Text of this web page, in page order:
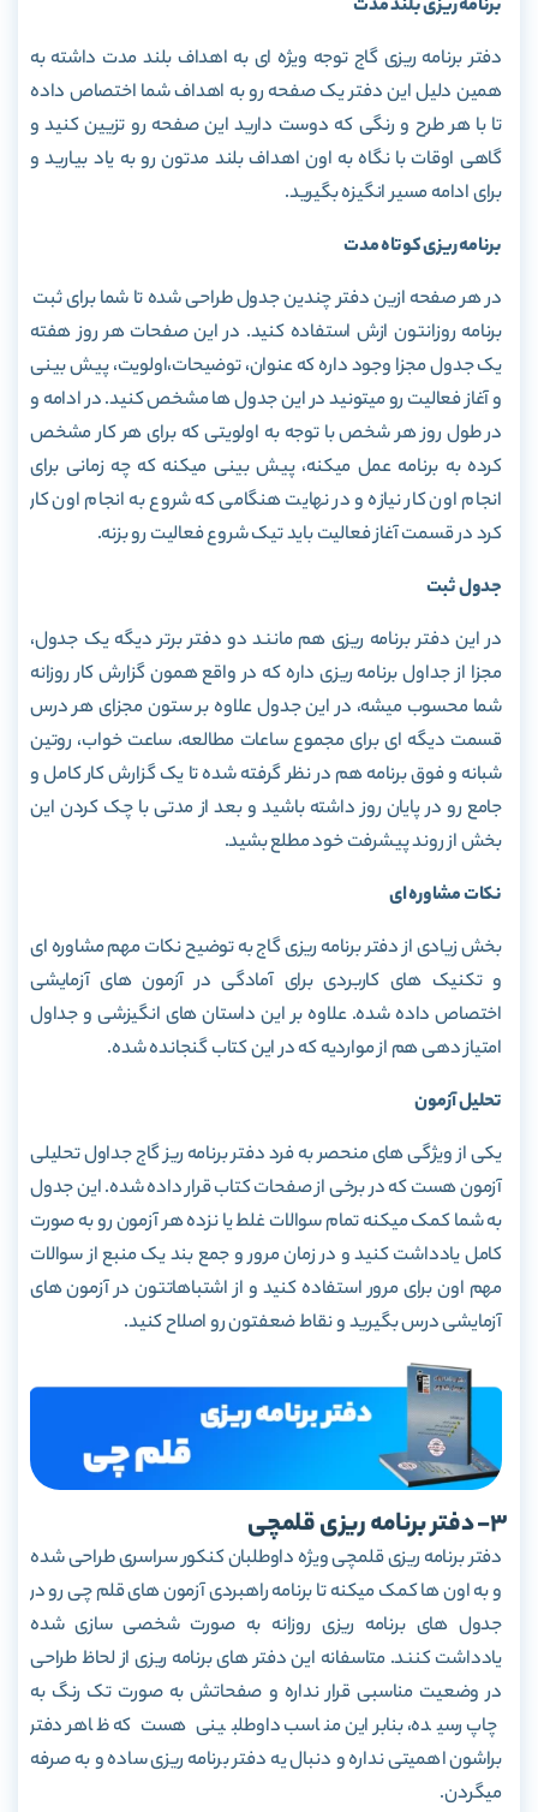
برنامه ریزی بلند مدت
دفتر برنامه ریزی گاج توجه ویژه ای به اهداف بلند مدت داشته به
همین دلیل این دفتر یک صفحه رو به اهداف شما اختصاص داده
تا با هر طرح و رنگی که دوست دارید این صفحه رو تزیین کنید و
گاهی اوقات با نگاه به اون اهداف بلند مدتون رو به یاد بیارید و
برای ادامه مسیر انگیزه بگیرید.
برنامه ریزی کوتاه مدت
در هر صفحه ازین دفتر چندین جدول طراحی شده تا شما برای ثبت
برنامه روزانتون ازش استفاده کنید. در این صفحات هر روز هفته
یک جدول مجزا وجود داره که عنوان، توضیحات،اولویت، پیش بینی
و آغاز فعالیت رو میتونید در این جدول ها مشخص کنید. در ادامه و
در طول روز هر شخص با توجه به اولویتی که برای هر کار مشخص
کرده به برنامه عمل میکنه، پیش بینی میکنه که چه زمانی برای
انجام اون کار نیازه و در نهایت هنگامی که شروع به انجام اون کار
کرد در قسمت آغاز فعالیت باید تیک شروع فعالیت رو بزنه.
جدول ثبت
در این دفتر برنامه ریزی هم مانند دو دفتر برتر دیگه یک جدول،
مجزا از جداول برنامه ریزی داره که در واقع همون گزارش کار روزانه
شما محسوب میشه، در این جدول علاوه بر ستون مجزای هر درس
قسمت دیگه ای برای مجموع ساعات مطالعه، ساعت خواب، روتین
شبانه و فوق برنامه هم در نظر گرفته شده تا یک گزارش کار کامل و
جامع رو در پایان روز داشته باشید و بعد از مدتی با چک کردن این
بخش از روند پیشرفت خود مطلع بشید.
نکات مشاوره ای
بخش زیادی از دفتر برنامه ریزی گاج به توضیح نکات مهم مشاوره ای
و تکنیک های کاربردی برای آمادگی در آزمون های آزمایشی
اختصاص داده شده. علاوه بر این داستان های انگیزشی و جداول
امتیاز دهی هم از مواردیه که در این کتاب گنجانده شده.
تحلیل آزمون
یکی از ویژگی های منحصر به فرد دفتر برنامه ریز گاج جداول تحلیلی
آزمون هست که در برخی از صفحات کتاب قرار داده شده. این جدول
به شما کمک میکنه تمام سوالات غلط یا نزده هر آزمون رو به صورت
کامل یادداشت کنید و در زمان مرور و جمع بند یک منبع از سوالات
مهم اون برای مرور استفاده کنید و از اشتباهاتتون در آزمون های
آزمایشی درس بگیرید و نقاط ضعفتون رو اصلاح کنید.
3- دفتر برنامه ریزی قلمچی
دفتر برنامه ریزی قلمچی ویژه داوطلبان کنکور سراسری طراحی شده
و به اون ها کمک میکنه تا برنامه راهبردی آزمون های قلم چی رو در
جدول های برنامه ریزی روزانه به صورت شخصی سازی شده
یادداشت کنند. متاسفانه این دفتر های برنامه ریزی از لحاظ طراحی
در وضعیت مناسبی قرار نداره و صفحاتش به صورت تک رنگ به
چاپ رسیده، بنابراین مناسب داوطلبینی هست که ظاهر دفتر
براشون اهمیتی نداره و دنبال یه دفتر برنامه ریزی ساده و به صرفه
میگردن.